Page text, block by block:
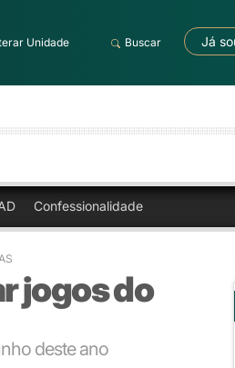
Unidade Buscar Já
Confessionalidade
jogos do
deste ano